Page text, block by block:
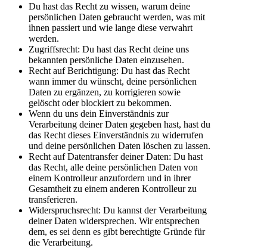
Du hast das Recht zu wissen, warum deine
persönlichen Daten gebraucht werden, was mit
ihnen passiert und wie lange diese verwahrt
werden.
Zugriffsrecht: Du hast das Recht deine uns
bekannten persönliche Daten einzusehen.
Recht auf Berichtigung: Du hast das Recht
wann immer du wünscht, deine persönlichen
Daten zu ergänzen, zu korrigieren sowie
gelöscht oder blockiert zu bekommen.
Wenn du uns dein Einverständnis zur
Verarbeitung deiner Daten gegeben hast, hast du
das Recht dieses Einverständnis zu widerrufen
und deine persönlichen Daten löschen zu lassen.
Recht auf Datentransfer deiner Daten: Du hast
das Recht, alle deine persönlichen Daten von
einem Kontrolleur anzufordern und in ihrer
Gesamtheit zu einem anderen Kontrolleur zu
transferieren.
Widerspruchsrecht: Du kannst der Verarbeitung
deiner Daten widersprechen. Wir entsprechen
dem, es sei denn es gibt berechtigte Gründe für
die Verarbeitung.